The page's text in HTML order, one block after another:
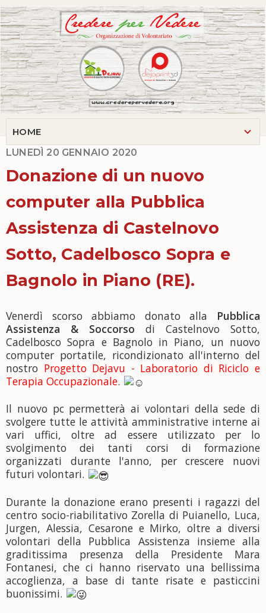
LUNEDÌ 20 GENNAIO 2020
Donazione di un nuovo
computer alla Pubblica
Assistenza di Castelnovo
Sotto, Cadelbosco Sopra e
Bagnolo in Piano (RE).
Venerdì scorso abbiamo donato alla Pubblica
Assistenza & Soccorso di Castelnovo Sotto,
Cadelbosco Sopra e Bagnolo in Piano, un nuovo
computer portatile, ricondizionato all'interno del
nostro Progetto Dejavu - Laboratorio di Riciclo e
Terapia Occupazionale.
Il nuovo pc permetterà ai volontari della sede di
svolgere tutte le attività amministrative interne ai
vari uffici, oltre ad essere utilizzato per lo
svolgimento dei tanti corsi di formazione
organizzati durante l'anno, per crescere nuovi
futuri volontari.
Durante la donazione erano presenti i ragazzi del
centro socio-riabilitativo Zorella di Puianello, Luca,
Jurgen, Alessia, Cesarone e Mirko, oltre a diversi
volontari della Pubblica Assistenza insieme alla
graditissima presenza della Presidente Mara
Fontanesi, che ci hanno riservato una bellissima
accoglienza, a base di tante risate e pasticcini
buonissimi.